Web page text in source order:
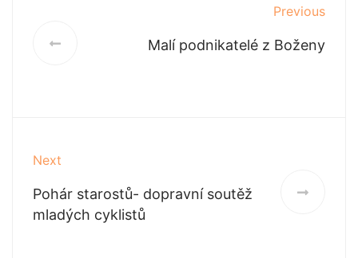
Previous
Malí podnikatelé z Boženy
Next
Pohár starostů- dopravní soutěž
mladých cyklistů